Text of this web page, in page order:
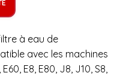
à eau de
avec les machines
E8, E80, J8, J10, S8,